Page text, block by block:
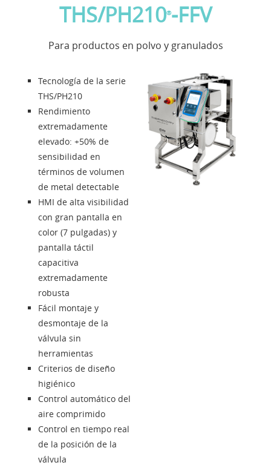
Aplicaciones
Presentación
Contactos
Solution Designer
Login
Distribuidores
Lengua
THS/PH210®-FFV
Para productos en polvo y granulados
Tecnología de la serie
THS/PH210
Rendimiento
extremadamente
elevado: +50% de
sensibilidad en
términos de volumen
de metal detectable
HMI de alta visibilidad
con gran pantalla en
color (7 pulgadas) y
pantalla táctil
capacitiva
extremadamente
robusta
Fácil montaje y
desmontaje de la
válvula sin
herramientas
Criterios de diseño
higiénico
Control automático del
aire comprimido
Control en tiempo real
de la posición de la
válvula